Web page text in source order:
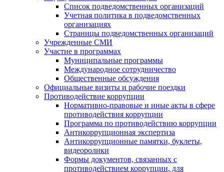
Список подведомственных организаций
Учетная политика в подведомственных
организациях
Страницы подведомственных организаций
Учрежденные СМИ
Участие в программах
Муниципальные программы
Международное сотрудничество
Общественные обсуждения
Официальные визиты и рабочие поездки
Противодействие коррупции
Нормативно-правовые и иные акты в сфере
противодействия коррупции
Программа по противодействию коррупции
Антикоррупционная экспертиза
Антикоррупционные памятки, буклеты,
видеоролики
Формы документов, связанных с
противодействием коррупции, для